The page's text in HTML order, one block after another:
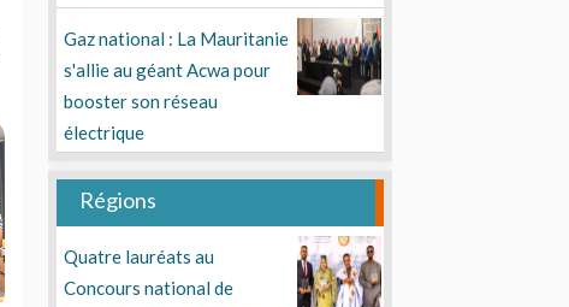
Gaz national : La Mauritanie
s'allie au géant Acwa pour
booster son réseau
électrique
Régions
Quatre lauréats au
Concours national de